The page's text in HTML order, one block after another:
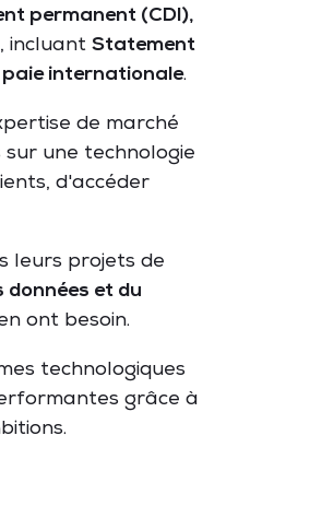
permanent (CDI),
, incluantStatement
internationale.
de marché
une technologie
d'accéder
leurs projets de
données et du
ont besoin.
technologiques
grâce à